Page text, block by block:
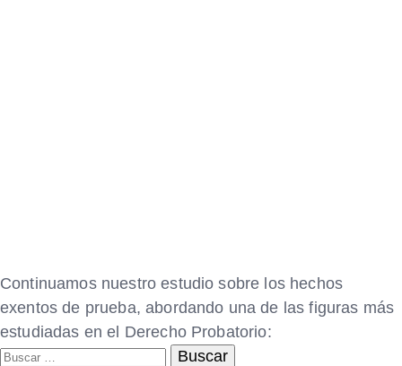
Continuamos nuestro estudio sobre los hechos
exentos de prueba, abordando una de las figuras más
estudiadas en el Derecho Probatorio:
Buscar: